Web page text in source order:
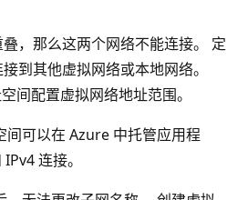
，那么这两个网络不能连接。 定
到其他虚拟网络或本地网络。
间配置虚拟网络地址范围。
可以在 Azure 中托管应用程
连接。